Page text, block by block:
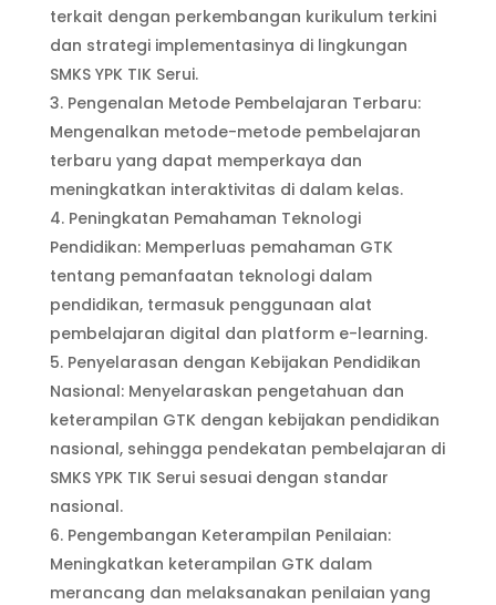
terkait dengan perkembangan kurikulum terkini
dan strategi implementasinya di lingkungan
SMKS YPK TIK Serui.
Pengenalan Metode Pembelajaran Terbaru:
Mengenalkan metode-metode pembelajaran
terbaru yang dapat memperkaya dan
meningkatkan interaktivitas di dalam kelas.
Peningkatan Pemahaman Teknologi
Pendidikan: Memperluas pemahaman GTK
tentang pemanfaatan teknologi dalam
pendidikan, termasuk penggunaan alat
pembelajaran digital dan platform e-learning.
Penyelarasan dengan Kebijakan Pendidikan
Nasional: Menyelaraskan pengetahuan dan
keterampilan GTK dengan kebijakan pendidikan
nasional, sehingga pendekatan pembelajaran di
SMKS YPK TIK Serui sesuai dengan standar
nasional.
Pengembangan Keterampilan Penilaian:
Meningkatkan keterampilan GTK dalam
merancang dan melaksanakan penilaian yang